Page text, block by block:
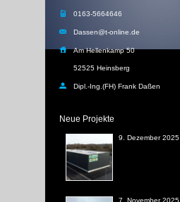
0163-5664646
Dassen@t-online.de
Am Hellenkamp 50
52525 Heinsberg
Dipl.-Ing.(FH) Frank Daßen
Neue Projekte
9. Dezember 2025
7. November 2025